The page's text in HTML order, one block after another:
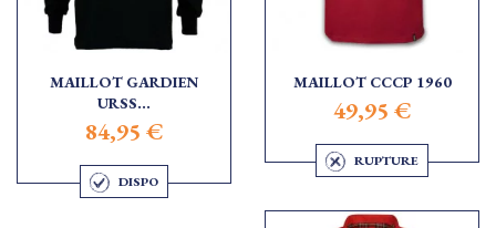
MAILLOT GARDIEN
URSS...
84,95 €
DISPO
MAILLOT CCCP 1960
49,95 €
RUPTURE